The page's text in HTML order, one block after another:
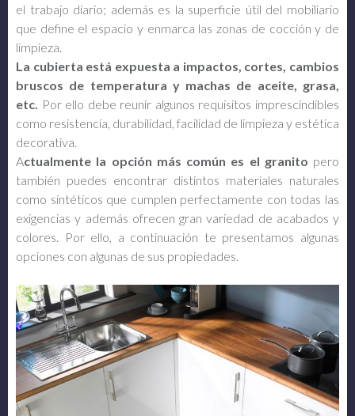
el trabajo diario; además es la superficie útil del mobiliario
que define el espacio y enmarca las zonas de cocción y de
limpieza.
La cubierta está expuesta a impactos, cortes, cambios
bruscos de temperatura y machas de aceite, grasa,
etc. Por ello debe reunir algunos requisitos imprescindibles
como resistencia, durabilidad, facilidad de limpieza y estética
decorativa.
Actualmente la opción más común es el granito pero
también puedes encontrar distintos materiales naturales
como sintéticos que cumplen perfectamente con todas las
exigencias y además ofrecen gran variedad de acabados y
colores. Por ello, a continuación te presentamos algunas
opciones con algunas de sus propiedades.